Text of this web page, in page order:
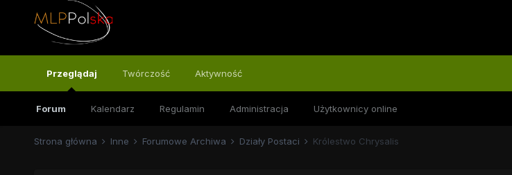
Przeglądaj
Forum Kalendarz Regulamin Administracja Użytkownicy online
Twórczość Aktywność
Strona główna Inne Forumowe Archiwa Działy Postaci Królestwo Chrysalis